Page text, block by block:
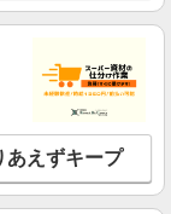
あえずキープ